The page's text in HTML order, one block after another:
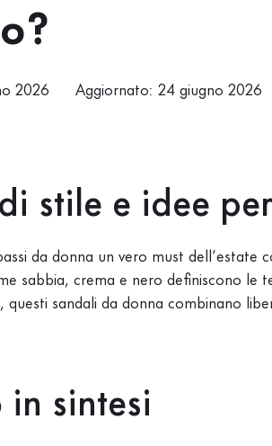
2026 Aggiornato: 24 giugno 2026
di stile e idee
da donna un vero must
sabbia, crema e nero definiscono le
sandali da donna combinano
sintesi